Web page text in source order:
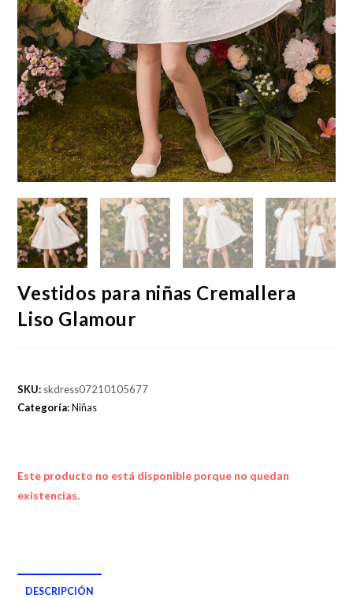
Vestidos para niñas Cremallera
Liso Glamour
SKU: skdress07210105677
Categoría:Niñas
Este producto no está disponible porque no quedan
existencias.
DESCRIPCIÓN